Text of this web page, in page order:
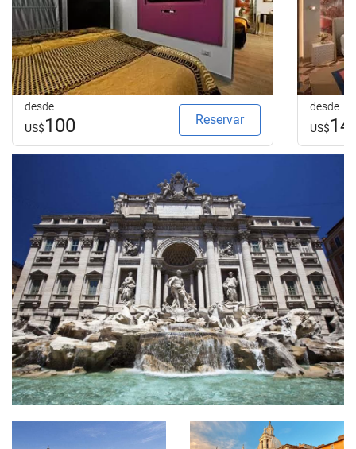
desde
US$100 Reservar
desde
US$